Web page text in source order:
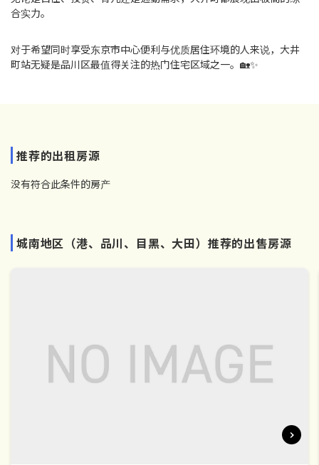
合实力。
对于希望同时享受东京市中心便利与优质居住环境的人来说，大井
町站无疑是品川区最值得关注的热门住宅区域之一。🏡✨
推荐的出租房源
没有符合此条件的房产
城南地区（港、品川、目黑、大田）推荐的出售房源